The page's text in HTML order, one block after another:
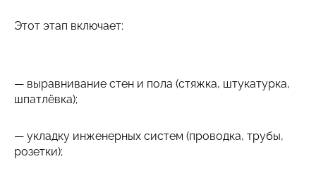
Этот этап включает:
— выравнивание стен и пола (стяжка, штукатурка,
шпатлёвка);
— укладку инженерных систем (проводка, трубы,
розетки);